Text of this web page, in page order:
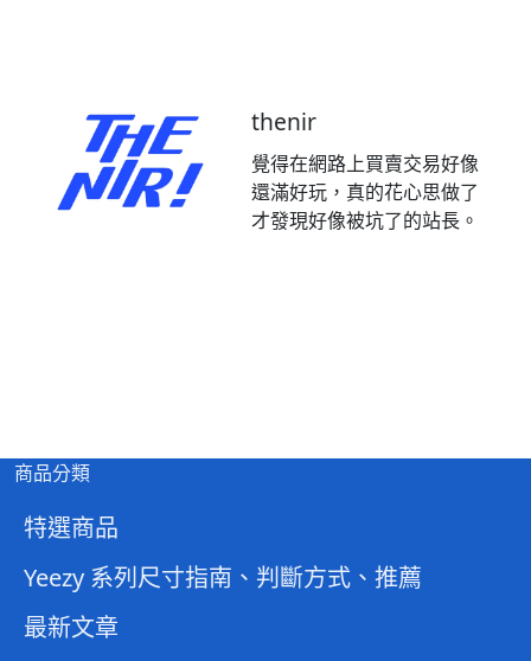
thenir
覺得在網路上買賣交易好像
還滿好玩，真的花心思做了
才發現好像被坑了的站長。
商品分類
特選商品
Yeezy 系列尺寸指南、判斷方式、推薦
最新文章